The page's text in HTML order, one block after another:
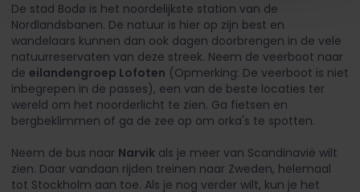
De stad Bodø is het noordelijkste station van de
Nordlandsbanen. De natuur is hier op zijn best en
wandelaars kunnen dan ook dagen doorbrengen in de vele
natuurreservaten van deze streek. Neem de veerboot naar
de eilandengroep Lofoten (Opmerking: De veerboot is niet
inbegrepen in de passes), een van de beste locaties ter
wereld om het noorderlicht te zien. Ga fietsen en
bergbeklimmen of ga de zee op om orka's te spotten.
Neem de bus naar Narvik als je meer van Scandinavië wilt
zien. Daar vandaan rijden treinen naar Zweden, helemaal
tot Stockholm aan toe. Als je nog verder wilt, kun je het